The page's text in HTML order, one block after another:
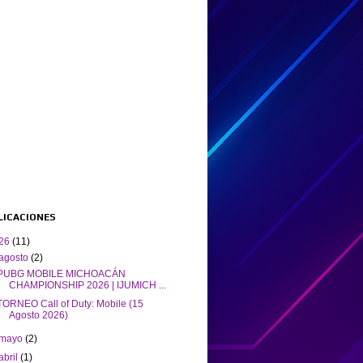
(11)
(2)
MOBILE MICHOACÁN
CHAMPIONSHIP 2026 | IJUMICH ...
Call of Duty: Mobile (15
Agosto 2026)
(2)
(1)